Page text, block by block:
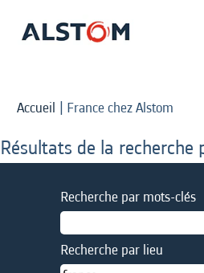
Accueil | France chez Alstom
Résultats de la recherche
Recherche par mots-clés
Recherche par lieu